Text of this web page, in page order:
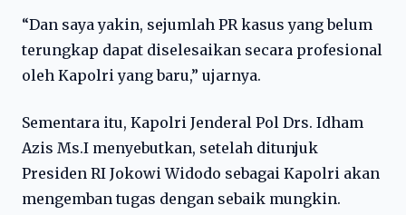
“Dan saya yakin, sejumlah PR kasus yang belum
terungkap dapat diselesaikan secara profesional
oleh Kapolri yang baru,” ujarnya.
Sementara itu, Kapolri Jenderal Pol Drs. Idham
Azis Ms.I menyebutkan, setelah ditunjuk
Presiden RI Jokowi Widodo sebagai Kapolri akan
mengemban tugas dengan sebaik mungkin.